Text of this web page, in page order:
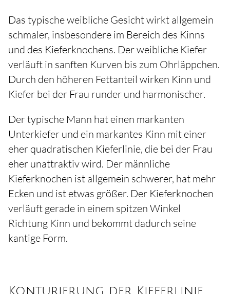
Das typische weibliche Gesicht wirkt allgemein
schmaler, insbesondere im Bereich des Kinns
und des Kieferknochens. Der weibliche Kiefer
verläuft in sanften Kurven bis zum Ohrläppchen.
Durch den höheren Fettanteil wirken Kinn und
Kiefer bei der Frau runder und harmonischer.
Der typische Mann hat einen markanten
Unterkiefer und ein markantes Kinn mit einer
eher quadratischen Kieferlinie, die bei der Frau
eher unattraktiv wird. Der männliche
Kieferknochen ist allgemein schwerer, hat mehr
Ecken und ist etwas größer. Der Kieferknochen
verläuft gerade in einem spitzen Winkel
Richtung Kinn und bekommt dadurch seine
kantige Form.
Konturierung der Kieferlinie